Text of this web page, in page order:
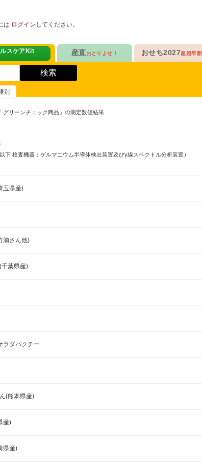
は ログイン してください。
貨
援
スケアKit
スケアKit
サポート食品
産直おとりよせ！
ナガノパープルも！
ファンが年々増！
夏にピッタリ
おせち2027超超早割
人気「高砂」と
大人も子どもも
人気二段重「高砂」と
検索
別
「グリーンチェック商品」の測定数値結果
下 検査機器：ゲルマニウム半導体検出装置及びγ線スペクトル分析装置）
玉県産)
浦さん他)
千葉県産)
ラダパクチー
(熊本県産)
産)
県産)